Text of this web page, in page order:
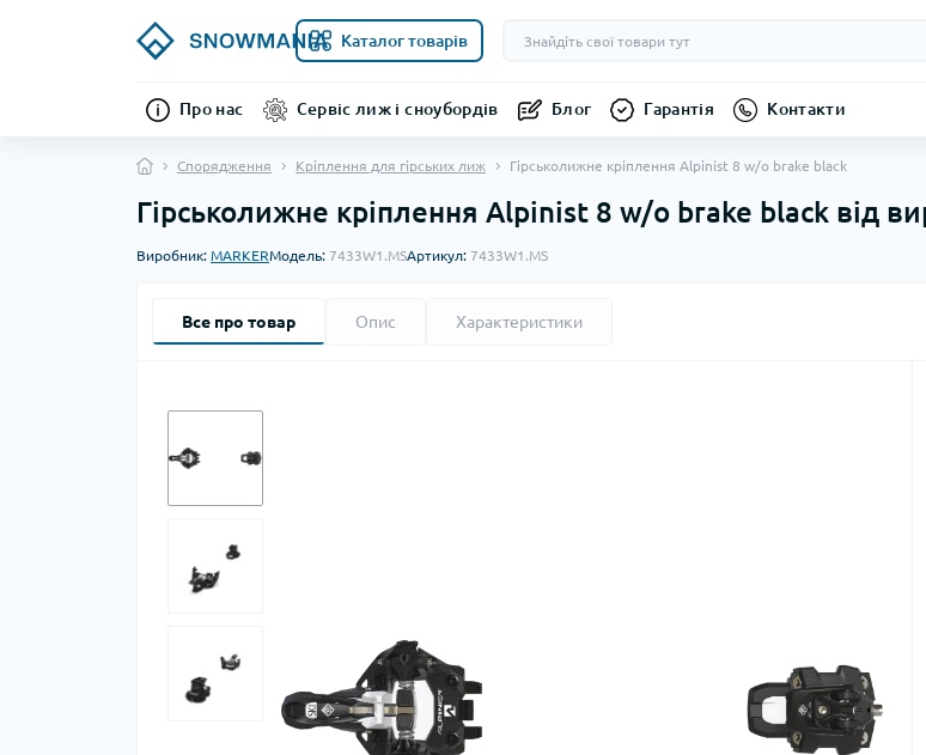
Каталог товарів
Про нас Сервіс лиж і сноубордів Блог Гарантія Контакти
Спорядження Кріплення для гірських лиж Гірськолижне кріплення Alpinist 8 w/o brake black
Гірськолижне кріплення Alpinist 8 w/o brake black від
Виробник: MARKERМодель: 7433W1.MSАртикул: 7433W1.MS
Все про товар Опис Характеристики